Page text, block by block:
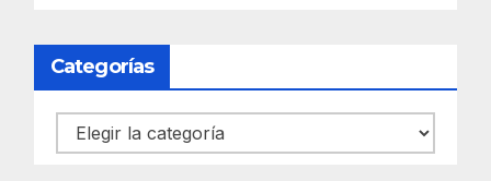
Categorías
Categorías